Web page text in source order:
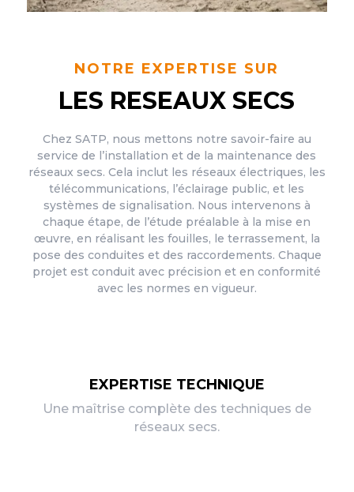
NOTRE EXPERTISE SUR
LES RESEAUX SECS
Chez SATP, nous mettons notre savoir-faire au
service de l’installation et de la maintenance des
réseaux secs. Cela inclut les réseaux électriques, les
télécommunications, l’éclairage public, et les
systèmes de signalisation. Nous intervenons à
chaque étape, de l’étude préalable à la mise en
œuvre, en réalisant les fouilles, le terrassement, la
pose des conduites et des raccordements. Chaque
projet est conduit avec précision et en conformité
avec les normes en vigueur.
EXPERTISE TECHNIQUE
Une maîtrise complète des techniques de
réseaux secs.